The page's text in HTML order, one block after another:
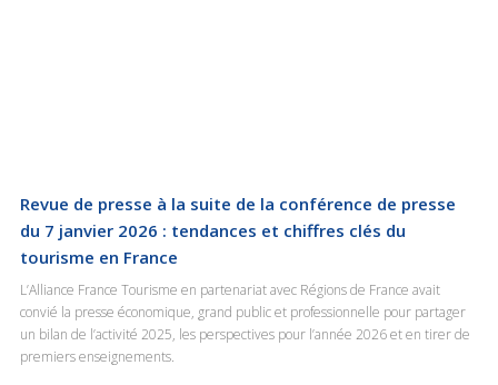
Revue de presse à la suite de la conférence de presse
du 7 janvier 2026 : tendances et chiffres clés du
tourisme en France
L’Alliance France Tourisme en partenariat avec Régions de France avait
convié la presse économique, grand public et professionnelle pour partager
un bilan de l’activité 2025, les perspectives pour l’année 2026 et en tirer de
premiers enseignements.